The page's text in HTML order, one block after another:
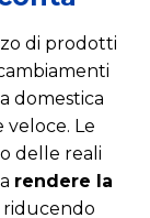
di prodotti
domestica
Le
delle reali
rendere la